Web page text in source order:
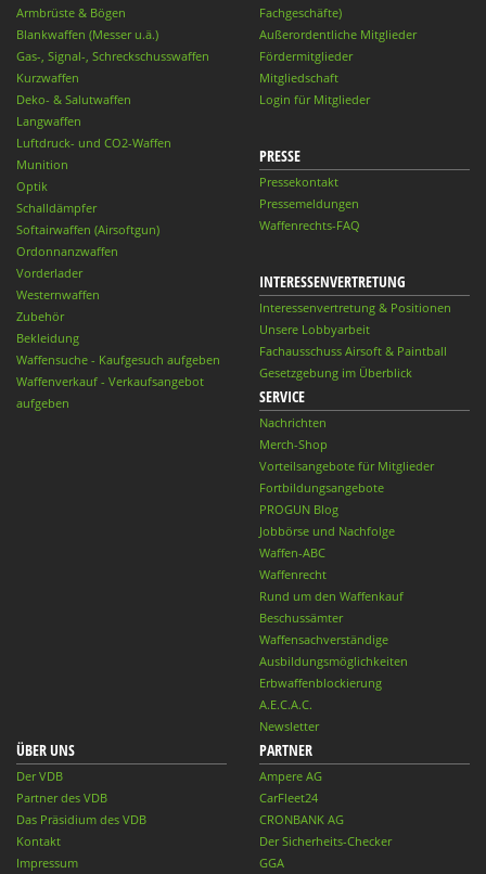
Armbrüste & Bögen
Blankwaffen (Messer u.ä.)
Gas-, Signal-, Schreckschusswaffen
Kurzwaffen
Deko- & Salutwaffen
Langwaffen
Luftdruck- und CO2-Waffen
Munition
Optik
Schalldämpfer
Softairwaffen (Airsoftgun)
Ordonnanzwaffen
Vorderlader
Westernwaffen
Zubehör
Bekleidung
Waffensuche - Kaufgesuch aufgeben
Waffenverkauf - Verkaufsangebot
aufgeben
Fachgeschäfte)
Außerordentliche Mitglieder
Fördermitglieder
Mitgliedschaft
Login für Mitglieder
PRESSE
Pressekontakt
Pressemeldungen
Waffenrechts-FAQ
INTERESSENVERTRETUNG
Interessenvertretung & Positionen
Unsere Lobbyarbeit
Fachausschuss Airsoft & Paintball
Gesetzgebung im Überblick
SERVICE
Nachrichten
Merch-Shop
Vorteilsangebote für Mitglieder
Fortbildungsangebote
PROGUN Blog
Jobbörse und Nachfolge
Waffen-ABC
Waffenrecht
Rund um den Waffenkauf
Beschussämter
Waffensachverständige
Ausbildungsmöglichkeiten
Erbwaffenblockierung
A.E.C.A.C.
Newsletter
ÜBER UNS
Der VDB
Partner des VDB
Das Präsidium des VDB
Kontakt
Impressum
PARTNER
Ampere AG
CarFleet24
CRONBANK AG
Der Sicherheits-Checker
GGA